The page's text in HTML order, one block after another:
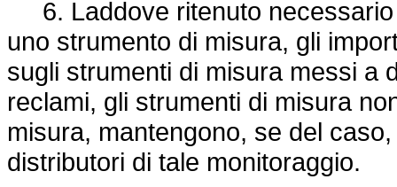
6. Laddove ritenuto necessario
uno strumento di misura, gli
sugli strumenti di misura messi a
reclami, gli strumenti di misura
misura, mantengono, se del
distributori di tale monitoraggio.